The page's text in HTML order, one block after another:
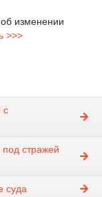
изменении
>>>
с
стражей
суда